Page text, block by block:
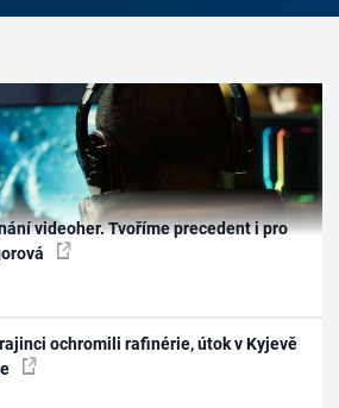
videoher. Tvoříme precedent i pro
ochromili rafinérie, útok v Kyjevě